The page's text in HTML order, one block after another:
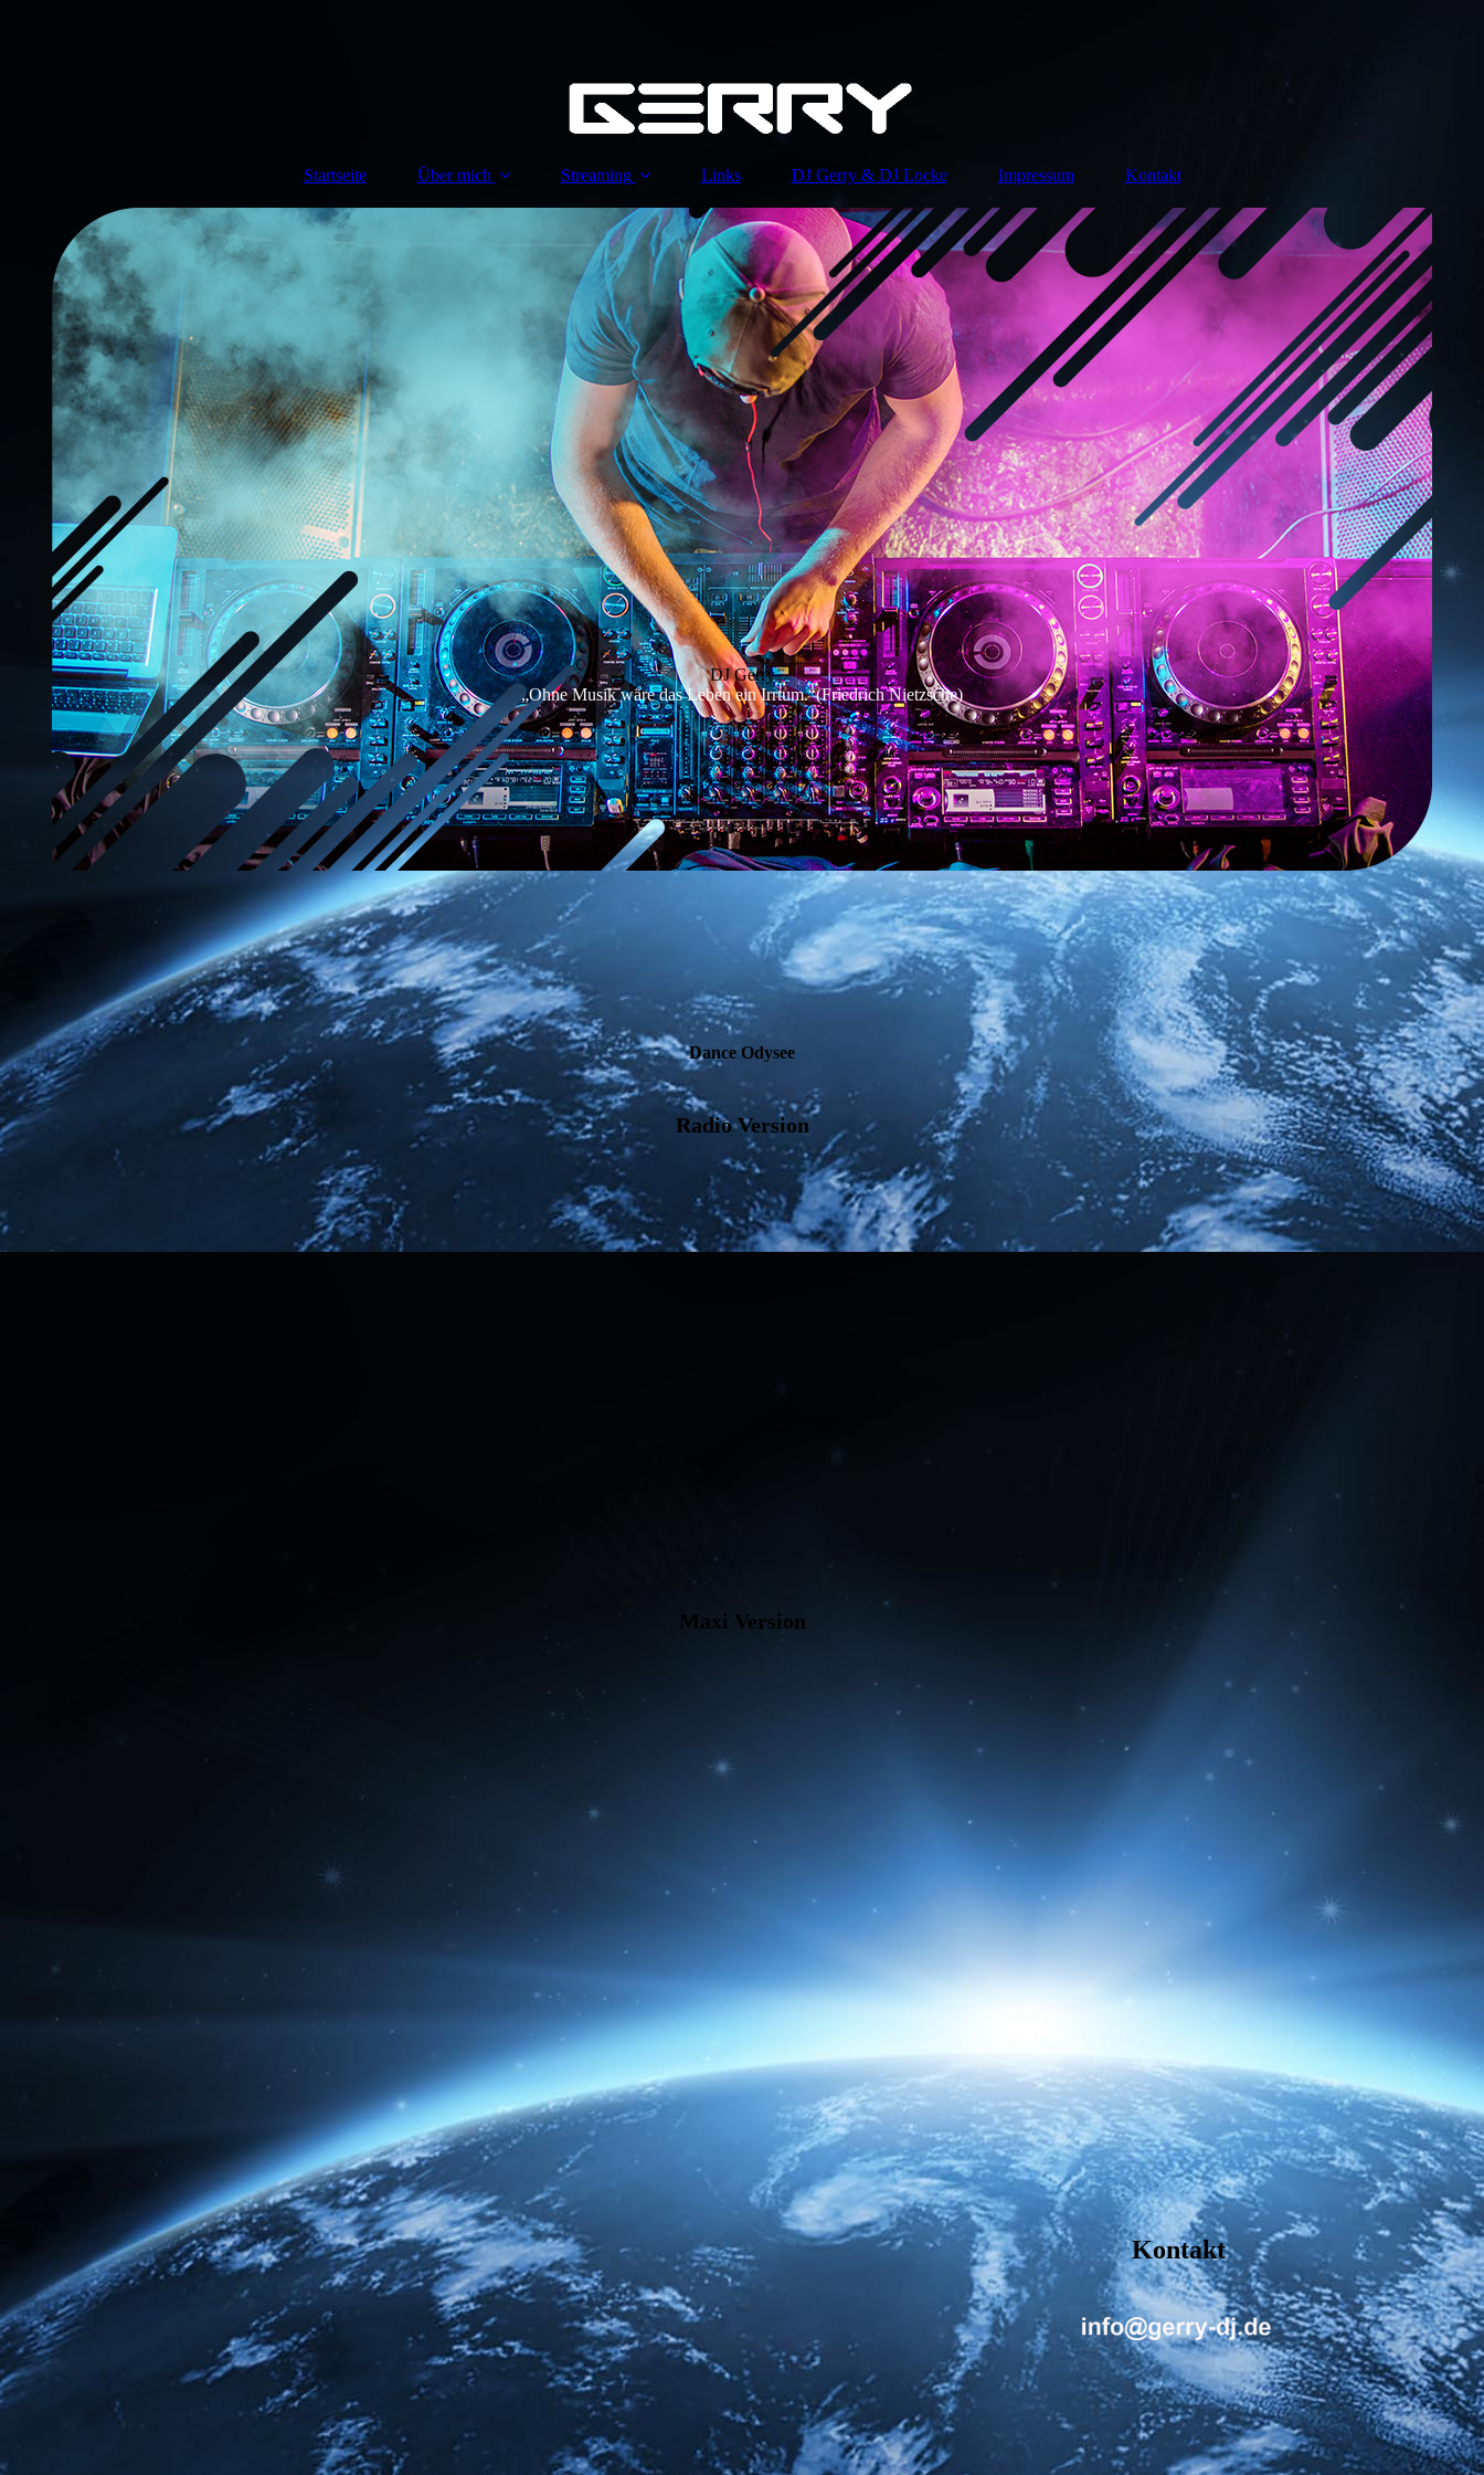
Startseite Über mich Streaming Links DJ Gerry & DJ Locke Impressum Kontakt
DJ Gerry
„Ohne Musik wäre das Leben ein Irrtum.“(Friedrich Nietzsche)
Dance Odysee
Radio Version
Maxi Version
Kontakt